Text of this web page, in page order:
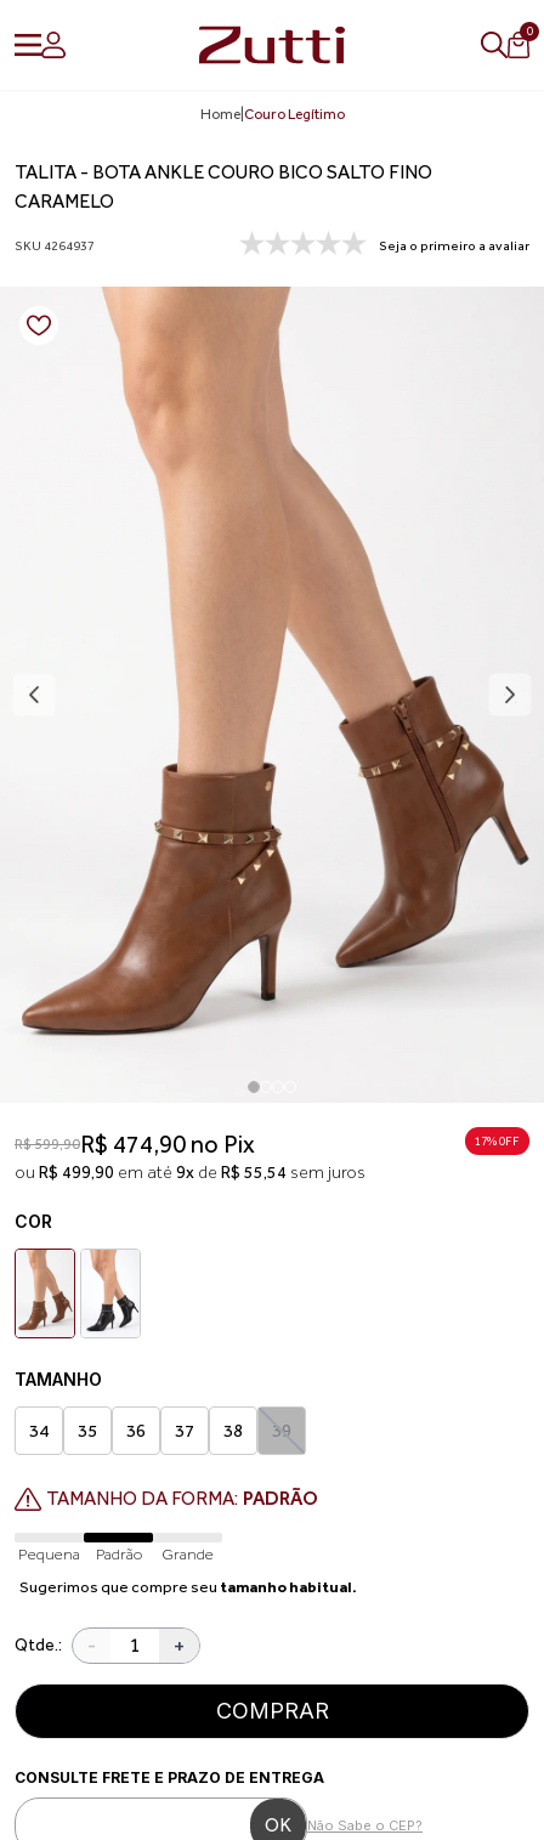
0
Home| Couro Legítimo
TALITA - BOTA ANKLE COURO BICO SALTO FINO
CARAMELO
SKU 4264937 Seja o primeiro a avaliar
R$ 599,90R$ 474,90 no Pix
ou R$ 499,90 em até 9x de R$ 55,54 sem juros
17% 0FF
COR
TAMANHO
34 35 36 37 38 39
TAMANHO DA FORMA: PADRÃO
Pequena Padrão
Grande
Sugerimos que compre seu tamanho habitual.
Qtde.: - +
COMPRAR
CONSULTE FRETE E PRAZO DE ENTREGA
Não Sabe o CEP?